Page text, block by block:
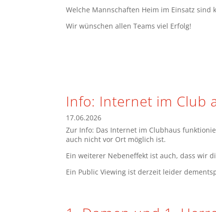
Welche Mannschaften Heim im Einsatz
Wir wünschen allen Teams viel Erfolg!
Info: Internet im Club
17.06.2026
Zur Info: Das Internet im Clubhaus
auch nicht vor Ort möglich ist.
Ein weiterer Nebeneffekt ist auch, dass wir
Ein Public Viewing ist derzeit leider